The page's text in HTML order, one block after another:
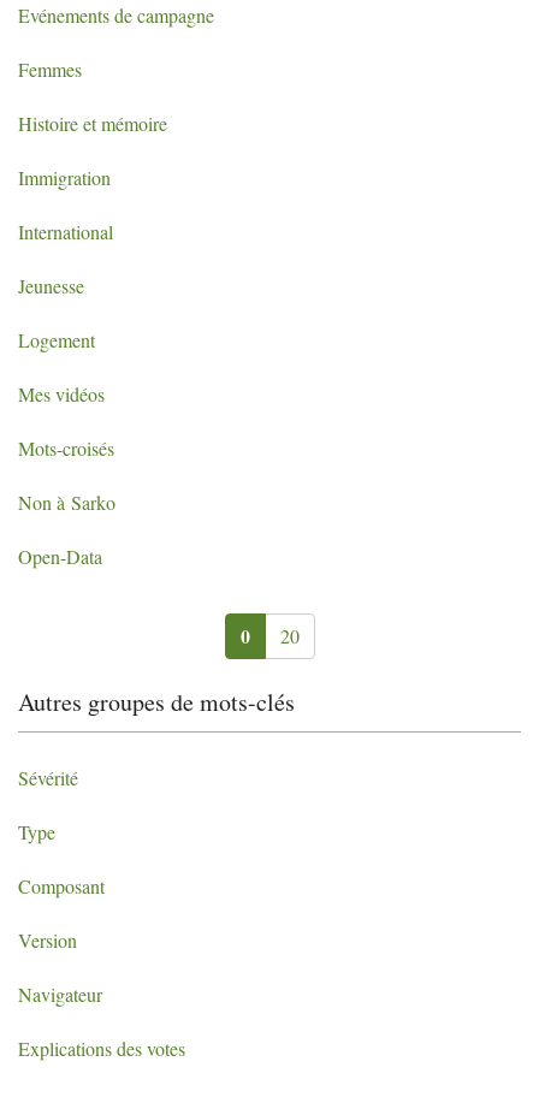
Evénements de campagne
Femmes
Histoire et mémoire
Immigration
International
Jeunesse
Logement
Mes vidéos
Mots-croisés
Non à Sarko
Open-Data
0 20
Autres groupes de mots-clés
Sévérité
Type
Composant
Version
Navigateur
Explications des votes